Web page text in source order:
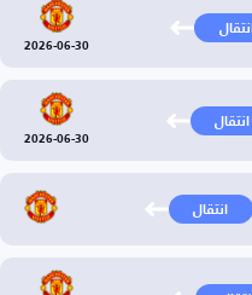
انتقال
2026-06-30
انتقال
2026-06-30
انتقال